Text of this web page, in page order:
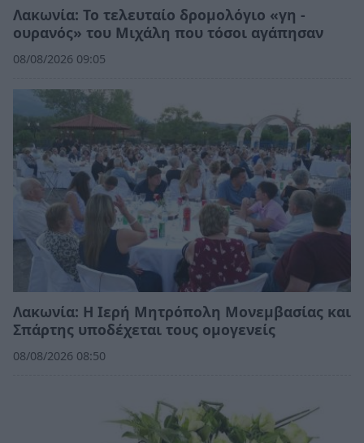
Λακωνία: Το τελευταίο δρομολόγιο «γη -
ουρανός» του Μιχάλη που τόσοι αγάπησαν
08/08/2026 09:05
Λακωνία: Η Ιερή Μητρόπολη Μονεμβασίας και
Σπάρτης υποδέχεται τους ομογενείς
08/08/2026 08:50